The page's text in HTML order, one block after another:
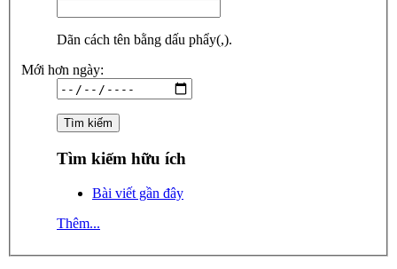
Dãn cách tên bằng dấu phẩy(,).
Mới hơn ngày:
Tìm kiếm hữu ích
Bài viết gần đây
Thêm...